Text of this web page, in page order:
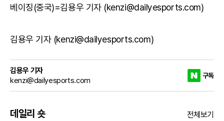
베이징(중국)=김용우 기자 (kenzi@dailyesports.com)
김용우 기자 (kenzi@dailyesports.com)
김용우 기자
kenzi@dailyesports.com
구독
데일리 숏 전체보기